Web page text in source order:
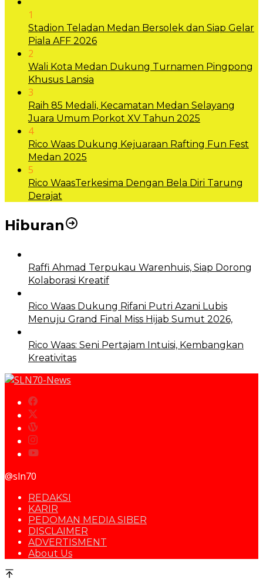
1
Stadion Teladan Medan Bersolek dan Siap Gelar
Piala AFF 2026
2
Wali Kota Medan Dukung Turnamen Pingpong
Khusus Lansia
3
Raih 85 Medali, Kecamatan Medan Selayang
Juara Umum Porkot XV Tahun 2025
4
Rico Waas Dukung Kejuaraan Rafting Fun Fest
Medan 2025
5
Rico WaasTerkesima Dengan Bela Diri Tarung
Derajat
Hiburan
Raffi Ahmad Terpukau Warenhuis, Siap Dorong
Kolaborasi Kreatif
Rico Waas Dukung Rifani Putri Azani Lubis
Menuju Grand Final Miss Hijab Sumut 2026,
Rico Waas: Seni Pertajam Intuisi, Kembangkan
Kreativitas
@sln70
REDAKSI
KARIR
PEDOMAN MEDIA SIBER
DISCLAIMER
ADVERTISMENT
About Us